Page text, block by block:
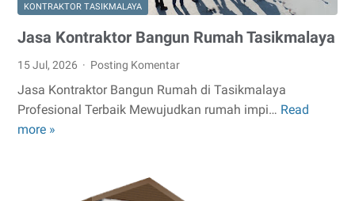
KONTRAKTOR TASIKMALAYA
Jasa Kontraktor Bangun Rumah Tasikmalaya
15 Jul, 2026 Posting Komentar
Jasa Kontraktor Bangun Rumah di Tasikmalaya
Profesional Terbaik Mewujudkan rumah impi… Read
more »